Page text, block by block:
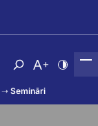
AtvērtNomainīt
➝ Semināri